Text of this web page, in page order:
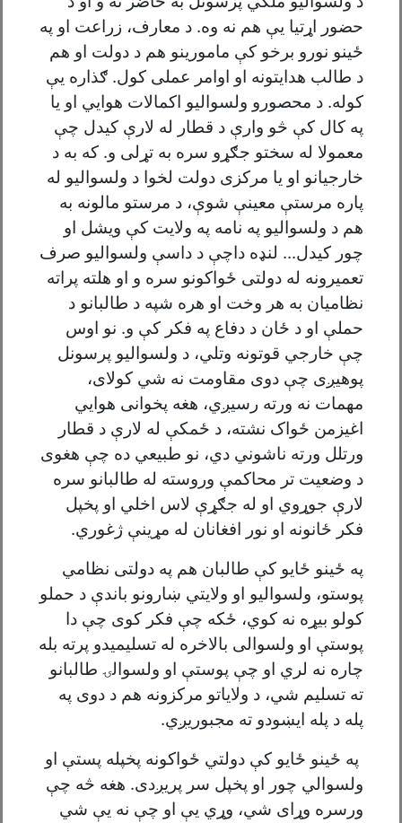
حضور اړتیا یې هم نه وه. د معارف، زراعت او په
ځينو نورو برخو کې مامورينو هم د دولت او هم
د طالب هدایتونه او اوامر عملى کول. ګذاره يې
کوله. د محصورو ولسواليو اکمالات هوايي او يا
په کال کې څو وارې د قطار له لارې کيدل چې
معمولا له سختو جګړو سره به تړلى و. که به د
خارجیانو او یا مرکزی دولت لخوا د ولسوالیو له
پاره مرستې معینې شوې، د مرستو مالونه به
هم د ولسواليو په نامه په ولايت کې ويشل او
چور کيدل... لنډه داچې د داسې ولسواليو صرف
تعميرونه له دولتى ځواکونو سره و او هلته پراته
نظامیان به هر وخت او هره شپه د طالبانو د
حملې او د ځان د دفاع په فکر کې و. نو اوس
چې خارجي قوتونه وتلي، د ولسواليو پرسونل
پوهيږى چې دوی مقاومت نه شي کولاى،
مهمات نه ورته رسيږي، هغه پخوانی هوايي
اغیزمن ځواک نشته، د ځمکې له لارې د قطار
ورتلل ورته ناشوني دي، نو طبیعي ده چې هغوى
د وضعيت تر محاکمې وروسته له طالبانو سره
لارې جوړوي او له جګړې لاس اخلي او پخپل
فکر ځانونه او نور افغانان له مړینې ژغوري.
په ځينو ځايو کې طالبان هم په دولتی نظامي
پوستو، ولسوالیو او ولایتي ښارونو باندې د حملو
کولو بيړه نه کوي، ځکه چې فکر کوى چې دا
پوستې او ولسوالى بالاخره له تسلیمیدو پرته بله
چاره نه لري او چې پوستې او ولسوالۍ طالبانو
ته تسلیم شي، د ولایاتو مرکزونه هم د دوی په
پله د پله ایښودو ته مجبوریږي.
په ځینو ځايو کې دولتي ځواکونه پخپله پستې او
ولسوالي چور او پخپل سر پريږدى. هغه څه چې
ورسره وړاى شي، وړي يې او چې نه يې شي